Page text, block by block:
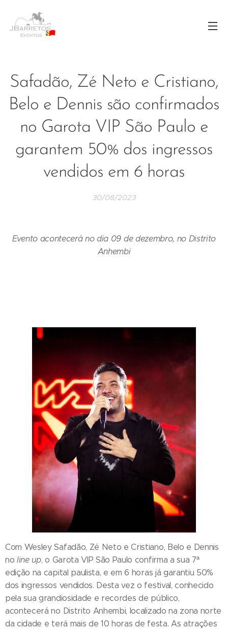
Safadão, Zé Neto e Cristiano,
Belo e Dennis são confirmados
no Garota VIP São Paulo e
garantem 50% dos ingressos
vendidos em 6 horas
30/08/2023
Evento acontecerá no dia 09 de dezembro, no Distrito
Anhembi
Com Wesley Safadão, Zé Neto e Cristiano, Belo e Dennis
noline up, o Garota VIP São Paulo confirma a sua 7ª
edição na capital paulista, e em 6 horas já garantiu 50%
dos ingressos vendidos. Desta vez o festival, conhecido
pela sua grandiosidade e recordes de público,
acontecerá no Distrito Anhembi, localizado na zona norte
da cidade e terá mais de 10 horas de festa. As atrações